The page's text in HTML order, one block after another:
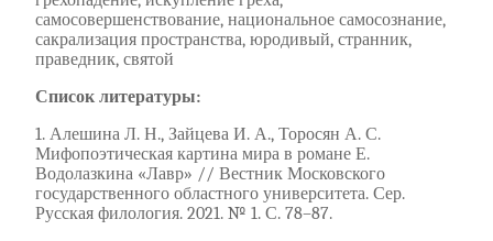
самосовершенствование, национальное самосознание,
сакрализация пространства, юродивый, странник,
праведник, святой
Список литературы:
1. Алешина Л. Н., Зайцева И. А., Торосян А. С.
Мифопоэтическая картина мира в романе Е.
Водолазкина «Лавр» // Вестник Московского
государственного областного университета. Сер.
Русская филология. 2021. № 1. С. 78–87.